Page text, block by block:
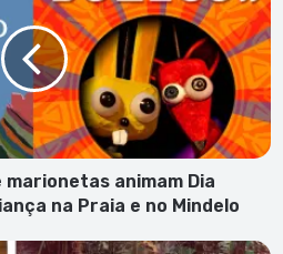
animam Dia
na Praia e no Mindelo